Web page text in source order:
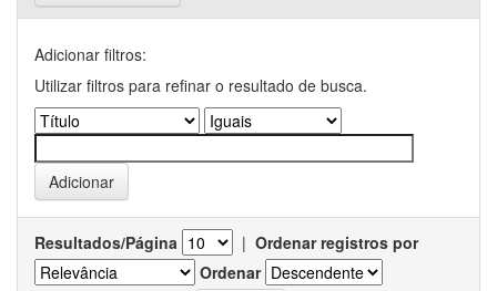
Adicionar filtros:
Utilizar filtros para refinar o resultado de busca.
Resultados/Página | Ordenar registros por
Ordenar